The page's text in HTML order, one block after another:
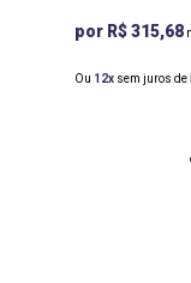
R$ 315,68
Ou 12 sem juros de